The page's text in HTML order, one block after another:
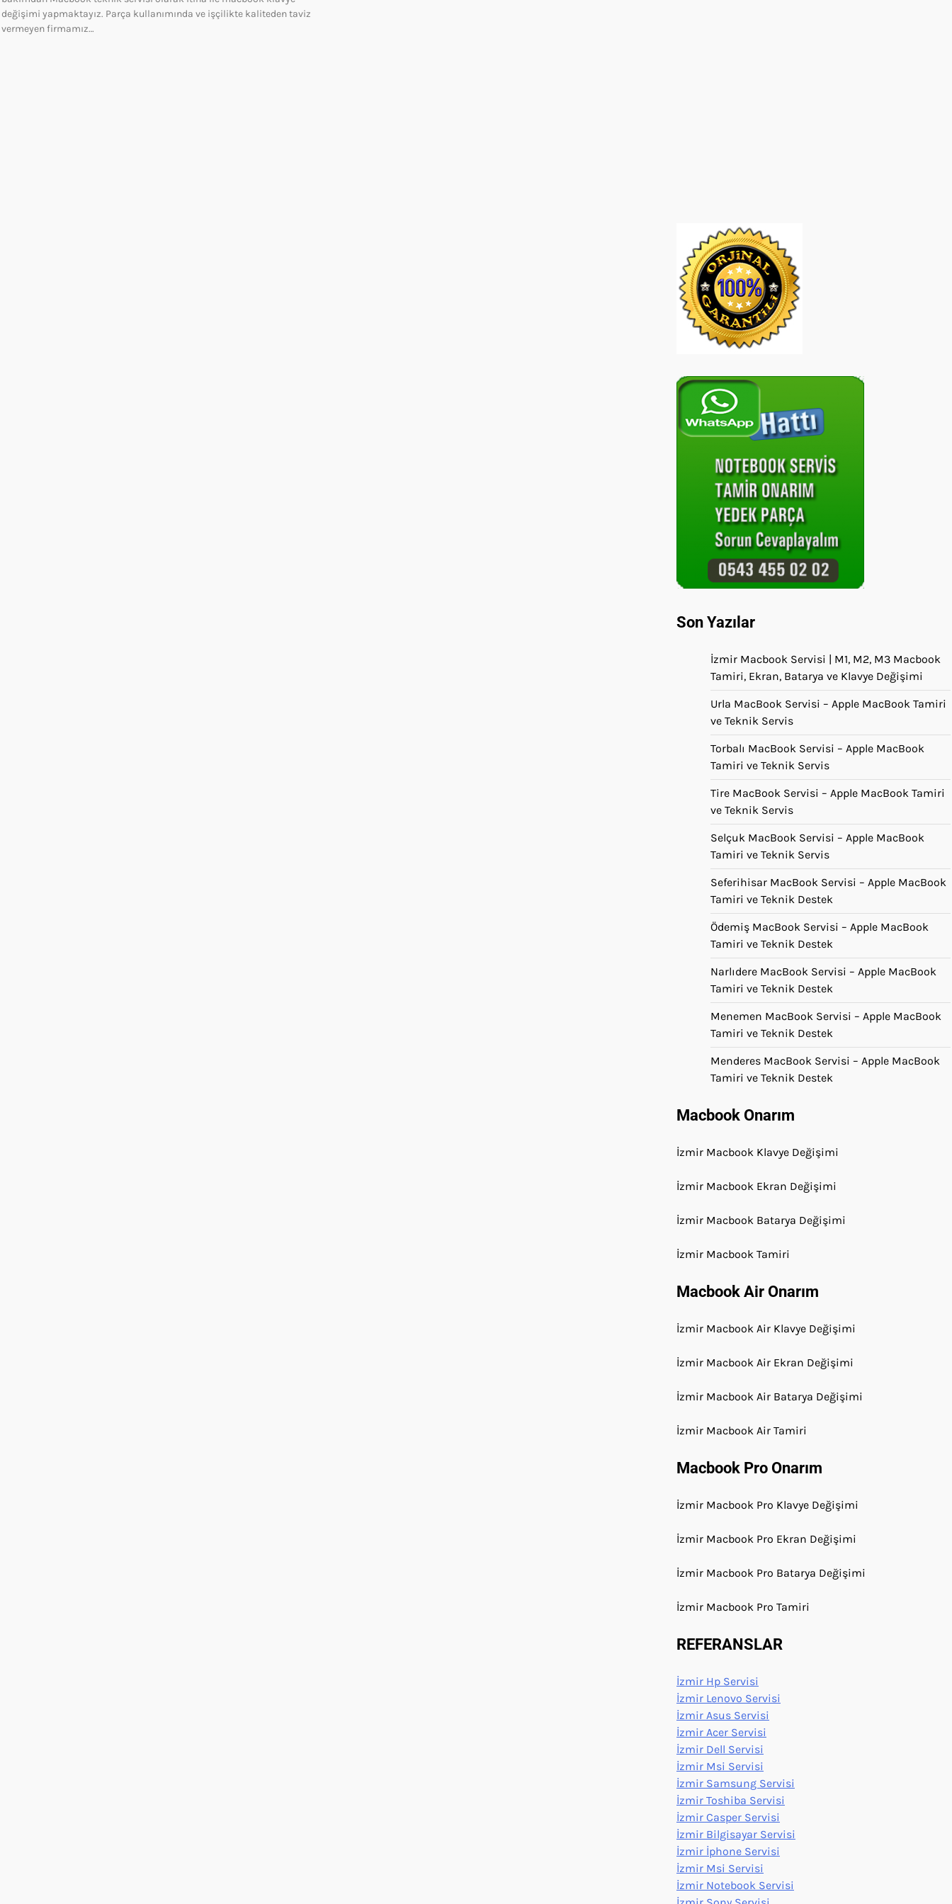
değişimi yapmaktayız. Parça kullanımında ve işçilikte kaliteden taviz
vermeyen firmamız…
Son Yazılar
İzmir Macbook Servisi | M1, M2, M3 Macbook
Tamiri, Ekran, Batarya ve Klavye Değişimi
Urla MacBook Servisi – Apple MacBook Tamiri
ve Teknik Servis
Torbalı MacBook Servisi – Apple MacBook
Tamiri ve Teknik Servis
Tire MacBook Servisi – Apple MacBook Tamiri
ve Teknik Servis
Selçuk MacBook Servisi – Apple MacBook
Tamiri ve Teknik Servis
Seferihisar MacBook Servisi – Apple MacBook
Tamiri ve Teknik Destek
Ödemiş MacBook Servisi – Apple MacBook
Tamiri ve Teknik Destek
Narlıdere MacBook Servisi – Apple MacBook
Tamiri ve Teknik Destek
Menemen MacBook Servisi – Apple MacBook
Tamiri ve Teknik Destek
Menderes MacBook Servisi – Apple MacBook
Tamiri ve Teknik Destek
Macbook Onarım
İzmir Macbook Klavye Değişimi
İzmir Macbook Ekran Değişimi
İzmir Macbook Batarya Değişimi
İzmir Macbook Tamiri
Macbook Air Onarım
İzmir Macbook Air Klavye Değişimi
İzmir Macbook Air Ekran Değişimi
İzmir Macbook Air Batarya Değişimi
İzmir Macbook Air Tamiri
Macbook Pro Onarım
İzmir Macbook Pro Klavye Değişimi
İzmir Macbook Pro Ekran Değişimi
İzmir Macbook Pro Batarya Değişimi
İzmir Macbook Pro Tamiri
REFERANSLAR
İzmir Hp Servisi
İzmir Lenovo Servisi
İzmir Asus Servisi
İzmir Acer Servisi
İzmir Dell Servisi
İzmir Msi Servisi
İzmir Samsung Servisi
İzmir Toshiba Servisi
İzmir Casper Servisi
İzmir Bilgisayar Servisi
İzmir İphone Servisi
İzmir Msi Servisi
İzmir Notebook Servisi